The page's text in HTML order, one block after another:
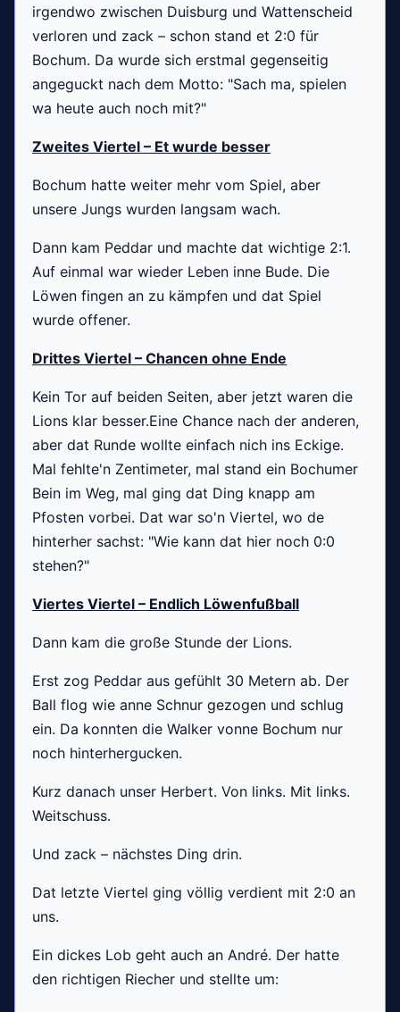
irgendwo zwischen Duisburg und Wattenscheid
verloren und zack – schon stand et 2:0 für
Bochum. Da wurde sich erstmal gegenseitig
angeguckt nach dem Motto: "Sach ma, spielen
wa heute auch noch mit?"
Zweites Viertel – Et wurde besser
Bochum hatte weiter mehr vom Spiel, aber
unsere Jungs wurden langsam wach.
Dann kam Peddar und machte dat wichtige 2:1.
Auf einmal war wieder Leben inne Bude. Die
Löwen fingen an zu kämpfen und dat Spiel
wurde offener.
Drittes Viertel – Chancen ohne Ende
Kein Tor auf beiden Seiten, aber jetzt waren die
Lions klar besser.Eine Chance nach der anderen,
aber dat Runde wollte einfach nich ins Eckige.
Mal fehlte'n Zentimeter, mal stand ein Bochumer
Bein im Weg, mal ging dat Ding knapp am
Pfosten vorbei. Dat war so'n Viertel, wo de
hinterher sachst: "Wie kann dat hier noch 0:0
stehen?"
Viertes Viertel – Endlich Löwenfußball
Dann kam die große Stunde der Lions.
Erst zog Peddar aus gefühlt 30 Metern ab. Der
Ball flog wie anne Schnur gezogen und schlug
ein. Da konnten die Walker vonne Bochum nur
noch hinterhergucken.
Kurz danach unser Herbert. Von links. Mit links.
Weitschuss.
Und zack – nächstes Ding drin.
Dat letzte Viertel ging völlig verdient mit 2:0 an
uns.
Ein dickes Lob geht auch an André. Der hatte
den richtigen Riecher und stellte um: